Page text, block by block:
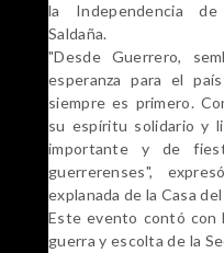
la Independencia
Saldaña.
"Desde Guerrero,
esperanza para el
siempre es primero.
su espíritu solidario y
importante y de
guerrerenses",
explanada de la Casa
Este evento contó con
guerra y escolta de la